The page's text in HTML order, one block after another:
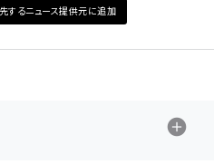
するニュース提供元に追加